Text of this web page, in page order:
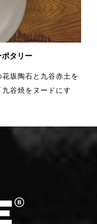
タリー
坂陶石と九谷赤土を
谷焼をヌードにす